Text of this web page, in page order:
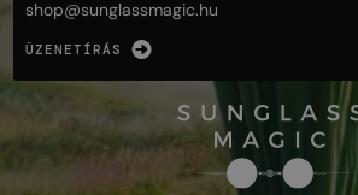
shop@sunglassmagic.hu
ÜZENETÍRÁS